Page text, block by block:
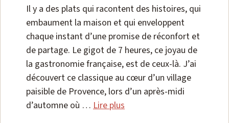
Il y a des plats qui racontent des histoires, qui
embaument la maison et qui enveloppent
chaque instant d’une promise de réconfort et
de partage. Le gigot de 7 heures, ce joyau de
la gastronomie française, est de ceux-là. J’ai
découvert ce classique au cœur d’un village
paisible de Provence, lors d’un après-midi
d’automne où … Lire plus